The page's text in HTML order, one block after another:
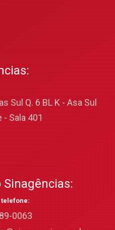
Sul Q. 6 BL K - Asa Sul
Sala 401
telefone:
0063